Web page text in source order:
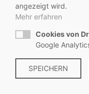
© Metzgerei Zeiss -
Impressum |
angezeigt wird.
Mehr erfahren
Cookies von
Google
SPEICHERN